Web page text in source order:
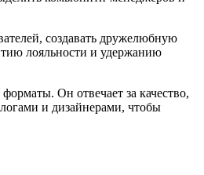
создавать дружелюбную
лояльности и удержанию
Он отвечает за качество,
и дизайнерами, чтобы